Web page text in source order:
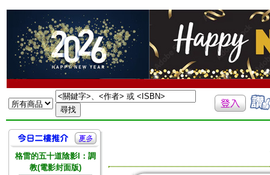
格雷的五十道陰影I：調
教(電影封面版)